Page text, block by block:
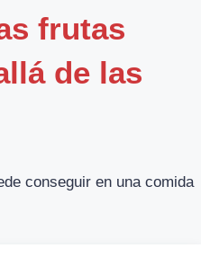
frutas
de las
conseguir en una comida